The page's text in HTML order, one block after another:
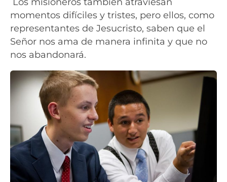
momentos difíciles y tristes, pero ellos, como
representantes de Jesucristo, saben que el
Señor nos ama de manera infinita y que no
nos abandonará.